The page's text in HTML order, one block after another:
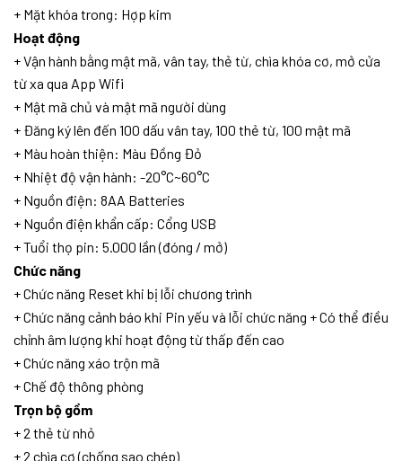
+ Mặt khóa trong: Hợp kim
Hoạt động
+ Vận hành bằng mật mã, vân tay, thẻ từ, chìa khóa cơ, mở cửa
từ xa qua App Wifi
+ Mật mã chủ và mật mã người dùng
+ Đăng ký lên đến 100 dấu vân tay, 100 thẻ từ, 100 mật mã
+ Màu hoàn thiện: Màu Đồng Đỏ
+ Nhiệt độ vận hành: -20°C~60°C
+ Nguồn điện: 8AA Batteries
+ Nguồn điện khẩn cấp: Cổng USB
+ Tuổi thọ pin: 5.000 lần (đóng / mở)
Chức năng
+ Chức năng Reset khi bị lỗi chương trình
+ Chức năng cảnh báo khi Pin yếu và lỗi chức năng + Có thể điều
chỉnh âm lượng khi hoạt động từ thấp đến cao
+ Chức năng xáo trộn mã
+ Chế độ thông phòng
Trọn bộ gồm
+ 2 thẻ từ nhỏ
+ 2 chìa cơ (chống sao chép)